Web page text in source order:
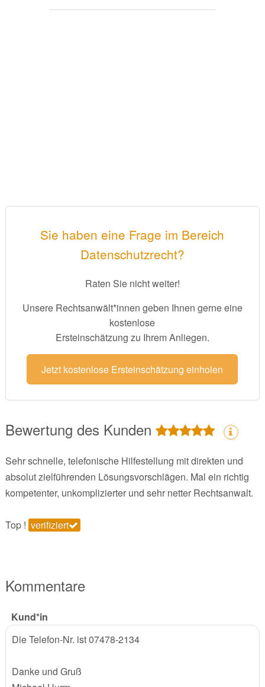
Sie haben eine Frage im Bereich
Datenschutzrecht?
Raten Sie nicht weiter!
Unsere Rechtsanwält*innen geben Ihnen gerne eine
kostenlose
Ersteinschätzung zu Ihrem Anliegen.
Jetzt kostenlose Ersteinschätzung einholen
Bewertung des Kunden
Sehr schnelle, telefonische Hilfestellung mit direkten und
absolut zielführenden Lösungsvorschlägen. Mal ein richtig
kompetenter, unkomplizierter und sehr netter Rechtsanwalt.
Top ! verifiziert
Kommentare
Kund*in
Die Telefon-Nr. ist 07478-2134
Danke und Gruß